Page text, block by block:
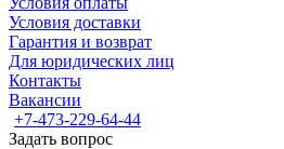
Условия доставки
Гарантия и возврат
Для юридических лиц
Контакты
Вакансии
+7-473-229-64-44
Задать вопрос